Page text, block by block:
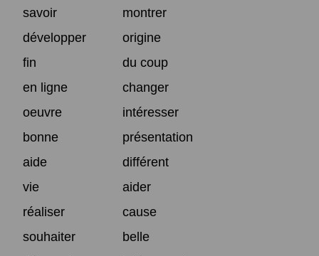
savoir
montrer
développer
origine
fin
du coup
en ligne
changer
oeuvre
intéresser
bonne
présentation
aide
différent
vie
aider
réaliser
cause
souhaiter
belle